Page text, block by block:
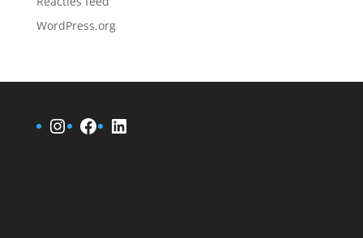
WordPress.org
Instagram
Facebook
LinkedIn